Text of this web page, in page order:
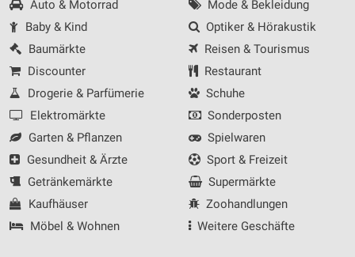
Auto & Motorrad
Baby & Kind
Baumärkte
Discounter
Drogerie & Parfümerie
Elektromärkte
Garten & Pflanzen
Gesundheit & Ärzte
Getränkemärkte
Kaufhäuser
Möbel & Wohnen
Mode & Bekleidung
Optiker & Hörakustik
Reisen & Tourismus
Restaurant
Schuhe
Sonderposten
Spielwaren
Sport & Freizeit
Supermärkte
Zoohandlungen
Weitere Geschäfte